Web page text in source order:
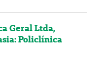
Geral Ltda,
Policlínica